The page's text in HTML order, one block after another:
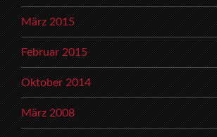
März 2015
Februar 2015
Oktober 2014
März 2008